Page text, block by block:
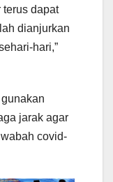
terus dapat
dianjurkan
hari,”
jarak agar
covid-